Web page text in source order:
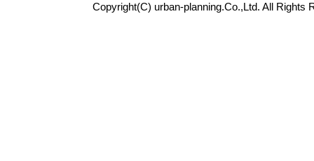
Copyright(C) urban-planning.Co.,Ltd. All Rights